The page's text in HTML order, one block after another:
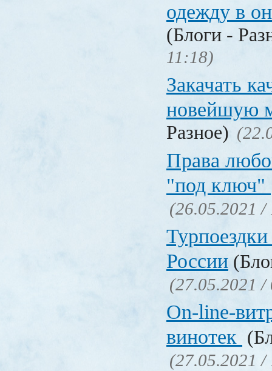
одежду в
(Блоги -
11:18)
Закачать
новейшую
Разное)
Права
"под ключ"
(26.05.2021 /
России
(27.05.2021 /
On-line-
винотек
(27.05.2021 /